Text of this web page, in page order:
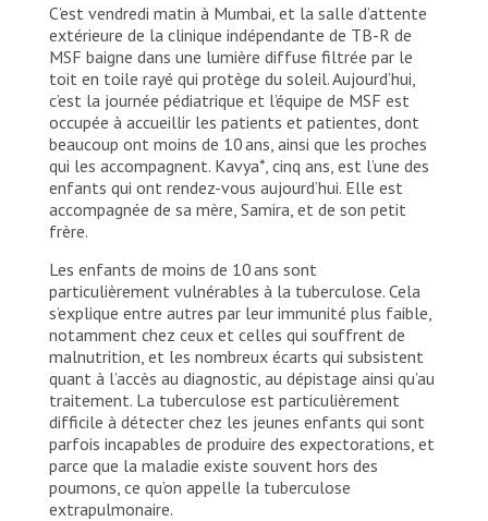
C’est vendredi matin à Mumbai, et la salle d’attente
extérieure de la clinique indépendante de TB-R de
MSF baigne dans une lumière diffuse filtrée par le
toit en toile rayé qui protège du soleil. Aujourd’hui,
c’est la journée pédiatrique et l’équipe de MSF est
occupée à accueillir les patients et patientes, dont
beaucoup ont moins de 10 ans, ainsi que les proches
qui les accompagnent. Kavya*, cinq ans, est l’une des
enfants qui ont rendez-vous aujourd’hui. Elle est
accompagnée de sa mère, Samira, et de son petit
frère.
Les enfants de moins de 10 ans sont
particulièrement vulnérables à la tuberculose. Cela
s’explique entre autres par leur immunité plus faible,
notamment chez ceux et celles qui souffrent de
malnutrition, et les nombreux écarts qui subsistent
quant à l’accès au diagnostic, au dépistage ainsi qu’au
traitement. La tuberculose est particulièrement
difficile à détecter chez les jeunes enfants qui sont
parfois incapables de produire des expectorations, et
parce que la maladie existe souvent hors des
poumons, ce qu’on appelle la tuberculose
extrapulmonaire.